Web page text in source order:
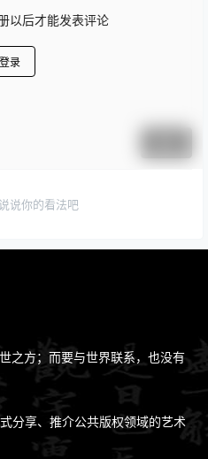
以后才能发表评论
登录
说你的看法吧
之方；而要与世界联系，也没有
分享、推介公共版权领域的艺术